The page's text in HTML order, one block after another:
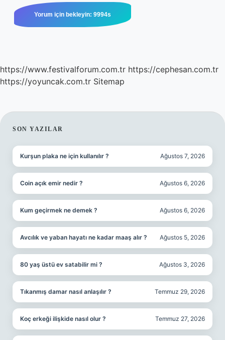
https://www.festivalforum.com.tr https://cephesan.com.tr
https://yoyuncak.com.tr Sitemap
SIDEBAR
SON YAZILAR
Kurşun plaka ne için kullanılır ? Ağustos 7, 2026
Coin açık emir nedir ? Ağustos 6, 2026
Kum geçirmek ne demek ? Ağustos 6, 2026
Avcılık ve yaban hayatı ne kadar maaş alır ? Ağustos 5, 2026
80 yaş üstü ev satabilir mi ? Ağustos 3, 2026
Tıkanmış damar nasıl anlaşılır ? Temmuz 29, 2026
Koç erkeği ilişkide nasıl olur ? Temmuz 27, 2026